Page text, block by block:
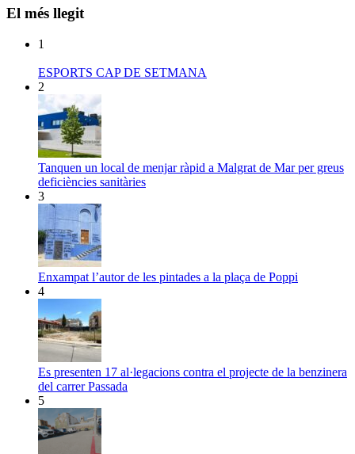
El més llegit
1
ESPORTS CAP DE SETMANA
2
Tanquen un local de menjar ràpid a Malgrat de Mar per greus
deficiències sanitàries
3
Enxampat l’autor de les pintades a la plaça de Poppi
4
Es presenten 17 al·legacions contra el projecte de la benzinera
del carrer Passada
5